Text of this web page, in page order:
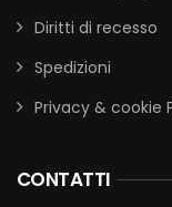
Diritti di recesso
Spedizioni
Privacy & cookie
CONTATTI